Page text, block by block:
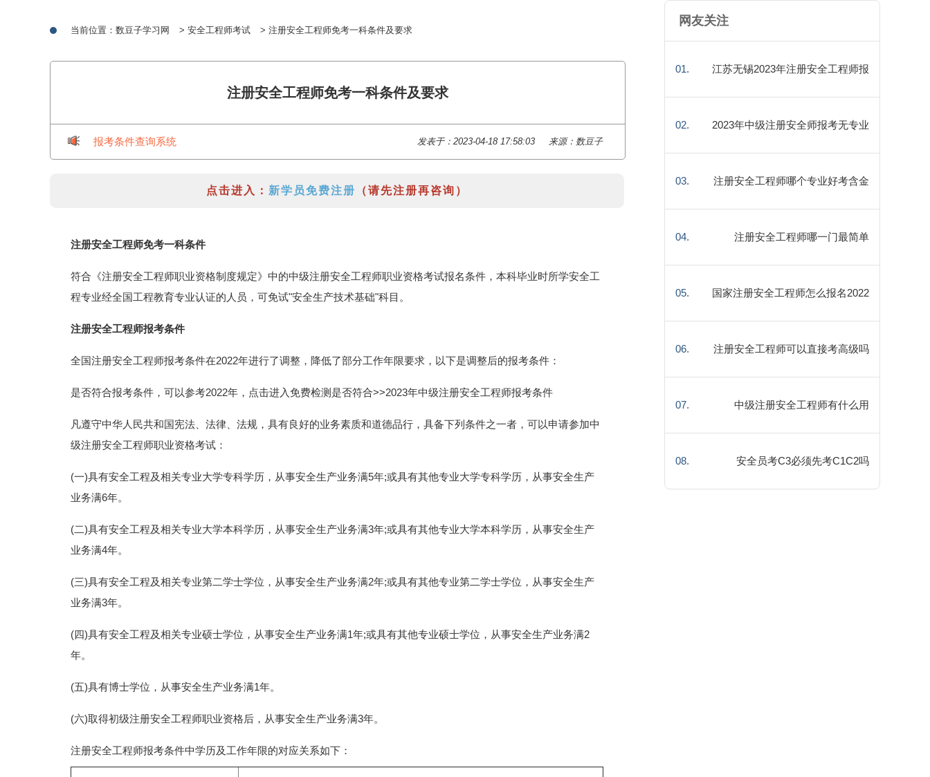
当前位置： 数豆子学习网 > 安全工程师考试 > 注册安全工程师免考一科条件及要求
注册安全工程师免考一科条件及要求
报考条件查询系统 发表于：2023-04-18 17:58:03 来源：数豆子
点击进入： 新学员免费注册 （请先注册再咨询）
注册安全工程师免考一科条件
符合《注册安全工程师职业资格制度规定》中的中级注册安全工程师职业资格考试报名条件，本科毕业时所学安全工
程专业经全国工程教育专业认证的人员，可免试"安全生产技术基础"科目。
注册安全工程师报考条件
全国注册安全工程师报考条件在2022年进行了调整，降低了部分工作年限要求，以下是调整后的报考条件：
是否符合报考条件，可以参考2022年，点击进入免费检测是否符合>>2023年中级注册安全工程师报考条件
凡遵守中华人民共和国宪法、法律、法规，具有良好的业务素质和道德品行，具备下列条件之一者，可以申请参加中
级注册安全工程师职业资格考试：
(一)具有安全工程及相关专业大学专科学历，从事安全生产业务满5年;或具有其他专业大学专科学历，从事安全生产
业务满6年。
(二)具有安全工程及相关专业大学本科学历，从事安全生产业务满3年;或具有其他专业大学本科学历，从事安全生产
业务满4年。
(三)具有安全工程及相关专业第二学士学位，从事安全生产业务满2年;或具有其他专业第二学士学位，从事安全生产
业务满3年。
(四)具有安全工程及相关专业硕士学位，从事安全生产业务满1年;或具有其他专业硕士学位，从事安全生产业务满2
年。
(五)具有博士学位，从事安全生产业务满1年。
(六)取得初级注册安全工程师职业资格后，从事安全生产业务满3年。
注册安全工程师报考条件中学历及工作年限的对应关系如下：
网友关注
01. 江苏无锡2023年注册安全工程师报
名时间：8月下旬开始
02. 2023年中级注册安全师报考无专业
限制
03. 注册安全工程师哪个专业好考含金
量高
04. 注册安全工程师哪一门最简单
05. 国家注册安全工程师怎么报名2022
06. 注册安全工程师可以直接考高级吗
07. 中级注册安全工程师有什么用
08. 安全员考C3必须先考C1C2吗